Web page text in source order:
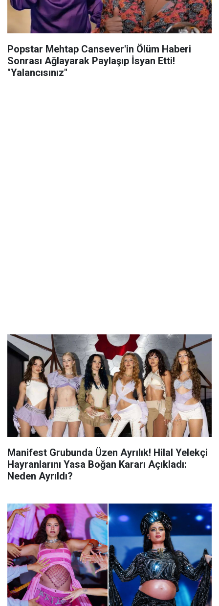
Popstar Mehtap Cansever'in Ölüm Haberi
Sonrası Ağlayarak Paylaşıp İsyan Etti!
"Yalancısınız"
Manifest Grubunda Üzen Ayrılık! Hilal Yelekçi
Hayranlarını Yasa Boğan Kararı Açıkladı:
Neden Ayrıldı?